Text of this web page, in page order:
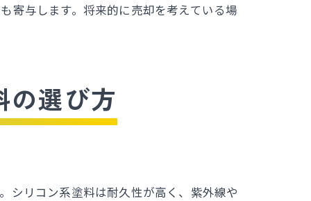
寄与します。将来的に売却を考えている場
の選び方
シリコン系塗料は耐久性が高く、紫外線や